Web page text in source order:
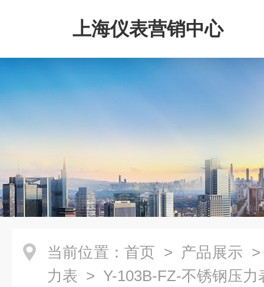
上海仪表营销中心
当前位置： 首页 > 产品展示
力表 > Y-103B-FZ-不锈钢压